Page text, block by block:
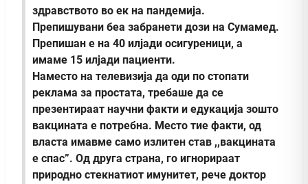
здравството во ек на пандемија.
Препишувани беа забранети дози на Сумамед.
Препишан е на 40 илјади осигуреници, а
имаме 15 илјади пациенти.
Наместо на телевизија да оди по стопати
реклама за простата, требаше да се
презентираат научни факти и едукација зошто
вакцината е потребна. Место тие факти, од
власта имавме само излитен став ,,вакцината
е спас”. Од друга страна, го игнорираат
природно стекнатиот имунитет, рече доктор